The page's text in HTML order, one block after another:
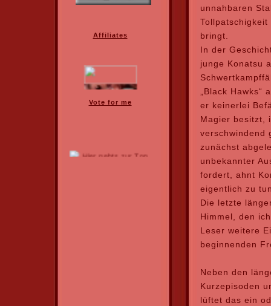
unnahbaren
bringt.
In der
junge Konatsu
„Black Hawks“
er keinerlei
Magier besitzt,
verschwindend
zunächst
unbekannter
fordert, ahnt
eigentlich zu
Die letzte
Himmel, den
Leser weitere
beginnenden
Neben den
Kurzepisoden
lüftet das ein